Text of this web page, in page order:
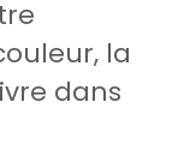
la
dans